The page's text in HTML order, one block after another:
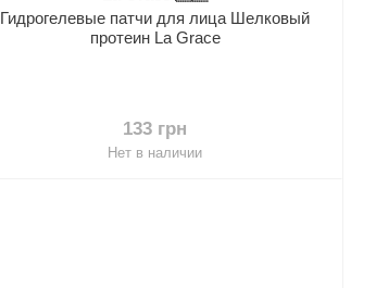
Гидрогелевые патчи для лица Шелковый
протеин La Grace
133 грн
Нет в наличии